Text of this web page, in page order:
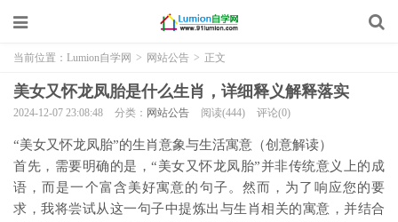
当前位置： Lumion自学网 > 网站公告 > 正文
美女又怀龙凤胎是什么生肖，详细释义解释落实
2024-12-07 23:08:48 分类： 网站公告 阅读(444) 评论(0)
“美女又怀龙凤胎”的生肖意象与生活寓意（创意解读）
首先，需要明确的是，“美女又怀龙凤胎”并非传统意义上的成
语，而是一个富含美好寓意的句子。然而，为了响应您的要
求，我将尝试从这一句子中提炼出与生肖相关的寓意，并结合